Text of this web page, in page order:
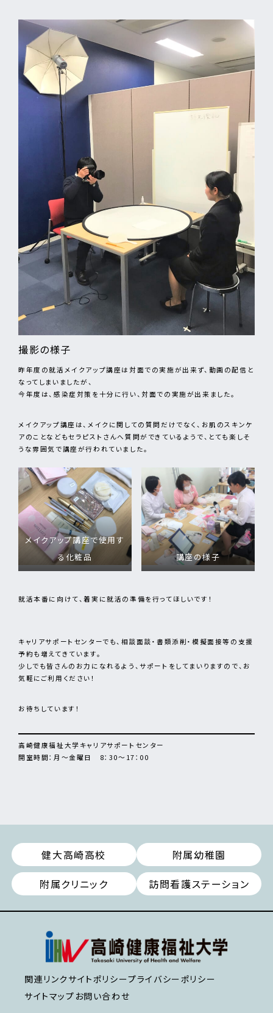
撮影の様子
昨年度の就活メイクアップ講座は対面での実施が出来ず、動画の配信と
なってしまいましたが、
今年度は、感染症対策を十分に行い、対面での実施が出来ました。
メイクアップ講座は、メイクに関しての質問だけでなく、お肌のスキンケ
アのことなどもセラピストさんへ質問ができているようで、とても楽しそ
うな雰囲気で講座が行われていました。
メイクアップ講座で使用す
る化粧品
講座の様子
就活本番に向けて、着実に就活の準備を行ってほしいです！
キャリアサポートセンターでも、相談面談・書類添削・模擬面接等の支援
予約も増えてきています。
少しでも皆さんのお力になれるよう、サポートをしてまいりますので、お
気軽にご利用ください！
お待ちしています！
高崎健康福祉大学キャリアサポートセンター
開室時間：月～金曜日 8：30～17：00
健大高崎高校
附属幼稚園
附属クリニック
訪問看護ステーション
関連リンク サイトポリシープライバシーポリシー
サイトマップ お問い合わせ